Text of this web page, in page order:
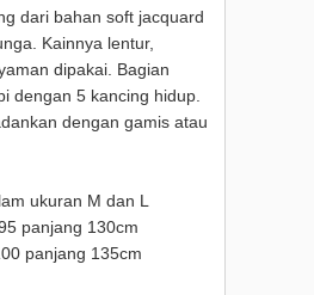
dari bahan soft jacquard
Kainnya lentur,
dipakai. Bagian
dengan 5 kancing hidup.
dengan gamis atau
ukuran M dan L
panjang 130cm
panjang 135cm